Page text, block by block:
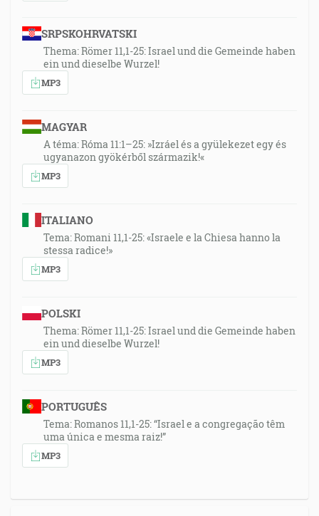
SRPSKOHRVATSKI
Thema: Römer 11,1-25: Israel und die Gemeinde haben
ein und dieselbe Wurzel!
MP3
MAGYAR
A téma: Róma 11:1–25: »Izráel és a gyülekezet egy és
ugyanazon gyökérből származik!«
MP3
ITALIANO
Tema: Romani 11,1-25: «Israele e la Chiesa hanno la
stessa radice!»
MP3
POLSKI
Thema: Römer 11,1-25: Israel und die Gemeinde haben
ein und dieselbe Wurzel!
MP3
PORTUGUÊS
Tema: Romanos 11,1-25: “Israel e a congregação têm
uma única e mesma raiz!”
MP3